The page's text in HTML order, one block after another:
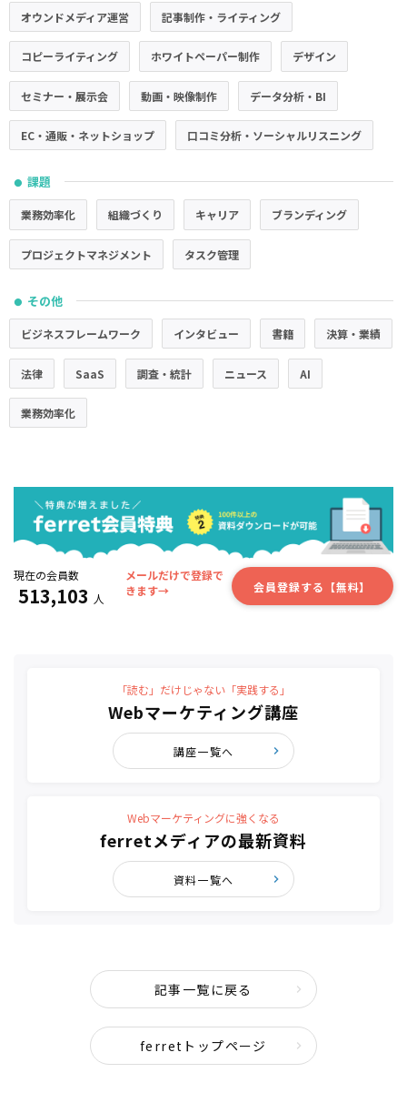
オウンドメディア運営 記事制作・ライティング
コピーライティング ホワイトペーパー制作 デザイン
セミナー・展示会 動画・映像制作 データ分析・BI
EC・通販・ネットショップ 口コミ分析・ソーシャルリスニング
● 課題
業務効率化 組織づくり キャリア ブランディング
プロジェクトマネジメント タスク管理
● その他
ビジネスフレームワーク インタビュー 書籍 決算・業績
法律 SaaS 調査・統計 ニュース AI
業務効率化
現在の会員数
513,103 人
メールだけで登録で
きます→
会員登録する【無料】
「読む」だけじゃない「実践する」
Webマーケティング講座
講座一覧へ
Webマーケティングに強くなる
ferretメディアの最新資料
資料一覧へ
記事一覧に戻る
ferretトップページ